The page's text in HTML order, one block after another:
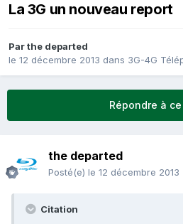
La 3G un nouveau report
Parthe departed
le 12 décembre 2013 dans 3G-4G
Répondre à
the departed
Posté(e) le 12 décembre 2013
Citation